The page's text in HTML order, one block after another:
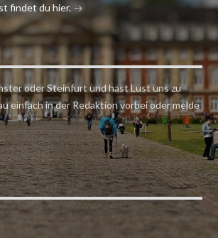
findet du hier.
oder Steinfurt und hast Lust uns zu
einfach in der Redaktion vorbei oder melde